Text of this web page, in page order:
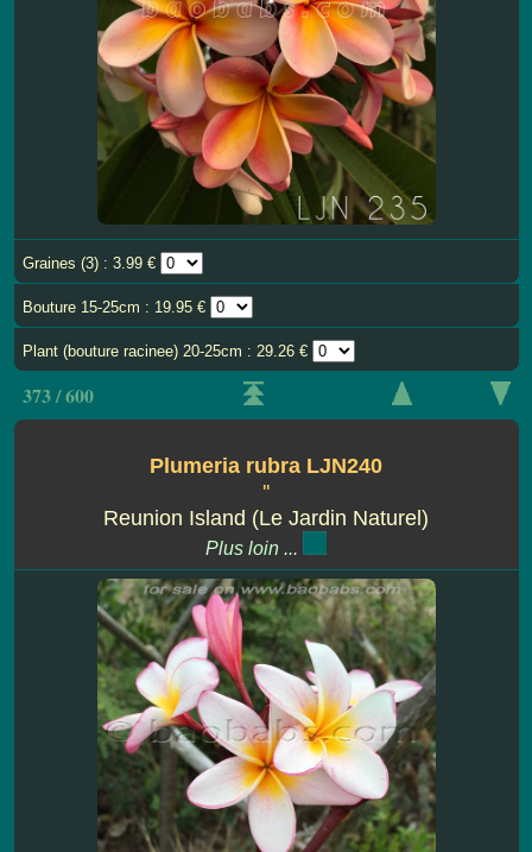
Graines (3) : 3.99 €
Bouture 15-25cm : 19.95 €
Plant (bouture racinee) 20-25cm : 29.26 €
373 / 600
Plumeria rubra LJN240
''
Reunion Island (Le Jardin Naturel)
Plus loin ...